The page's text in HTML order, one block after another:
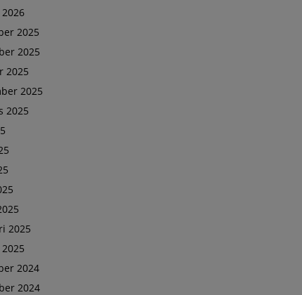
2025
2025
2025
2025
2025
2025
2025
2024
2024